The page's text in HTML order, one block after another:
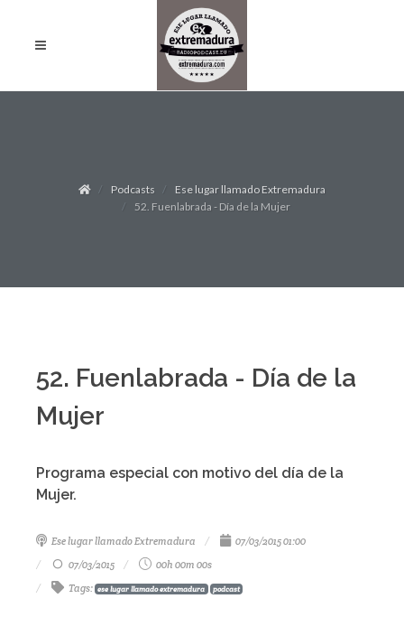
Podcasts
Ese lugar llamado Extremadura
52. Fuenlabrada - Día de la Mujer
52. Fuenlabrada - Día de la
Mujer
Programa especial con motivo del día de la
Mujer.
Ese lugar llamado Extremadura
07/03/2015 01:00
07/03/2015
00h 00m 00s
Tags: ese lugar llamado extremadura podcast